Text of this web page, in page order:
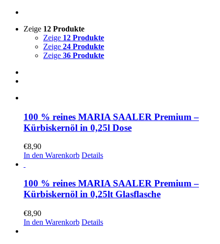
Zeige 12 Produkte
Zeige 12 Produkte
Zeige 24 Produkte
Zeige 36 Produkte
100 % reines MARIA SAALER Premium –
Kürbiskernöl in 0,25l Dose
€8,90
In den Warenkorb Details
100 % reines MARIA SAALER Premium –
Kürbiskernöl in 0,25lt Glasflasche
€8,90
In den Warenkorb Details